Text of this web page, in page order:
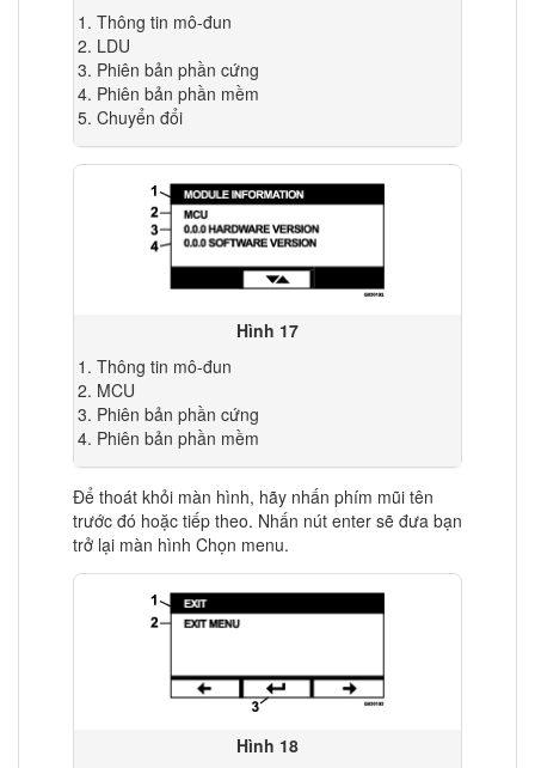
Thông tin mô-đun
LDU
Phiên bản phần cứng
Phiên bản phần mềm
Chuyển đổi
Hình 17
Thông tin mô-đun
MCU
Phiên bản phần cứng
Phiên bản phần mềm
Để thoát khỏi màn hình, hãy nhấn phím mũi tên
trước đó hoặc tiếp theo. Nhấn nút enter sẽ đưa bạn
trở lại màn hình Chọn menu.
Hình 18